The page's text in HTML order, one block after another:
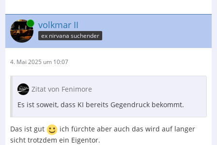
Online volkmar II
ex nirvana suchender
4. Mai 2025 um 10:07
Zitat von Fenimore
Es ist soweit, dass KI bereits Gegendruck bekommt.
Das ist gut
ich fürchte aber auch das wird auf langer
sicht trotzdem ein Eigentor.